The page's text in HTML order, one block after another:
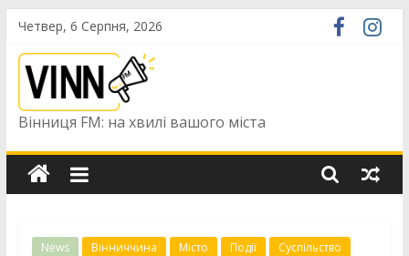
Skip
content
Четвер, 6 Серпня, 2026
Вінниця FM: на хвилі вашого міста
News Вінниччина Місто Події Суспільство